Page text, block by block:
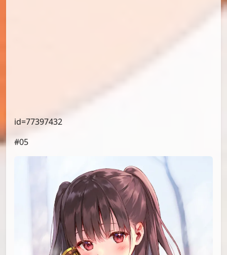
id=77397432
#05